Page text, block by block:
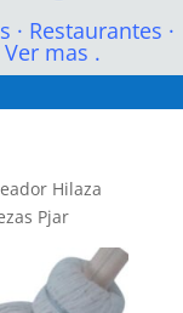
· Restaurantes ·
Ver mas .
Hilaza
Pjar